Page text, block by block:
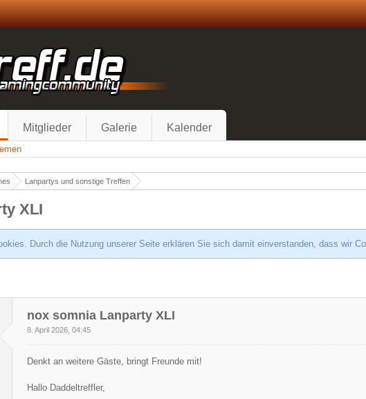
Mitglieder Galerie Kalender
Lanpartys und sonstige Treffen
XLI
Durch die Nutzung unserer Seite erklären Sie sich damit einverstanden, dass wir
nox somnia Lanparty XLI
8. April 2026, 04:45
Denkt an weitere Gäste, bringt Freunde mit!
Hallo Daddeltreffler,